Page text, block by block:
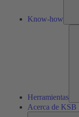
Know-how
Herramientas
Acerca de KSB